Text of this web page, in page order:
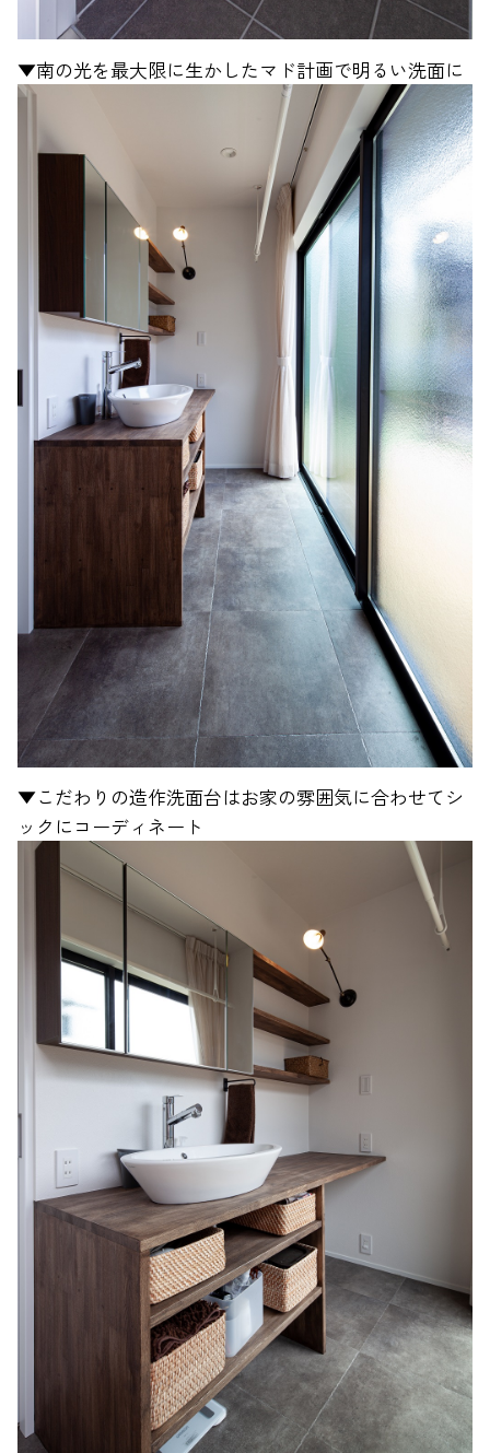
▼南の光を最大限に生かしたマド計画で明るい洗面に
▼こだわりの造作洗面台はお家の雰囲気に合わせてシ
ックにコーディネート